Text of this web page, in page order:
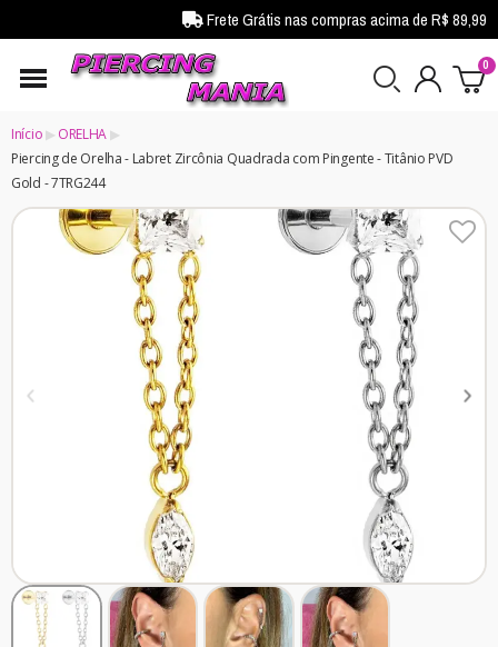
Frete Grátis nas compras acima de R$ 89,99
Início
ORELHA
Piercing de Orelha - Labret Zircônia Quadrada com Pingente - Titânio PVD
Gold - 7TRG244